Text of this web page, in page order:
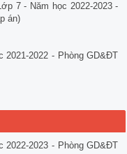
7 - Năm học 2022-2023 -
án)
2021-2022 - Phòng GD&ĐT
2023 - Phòng GD&ĐT